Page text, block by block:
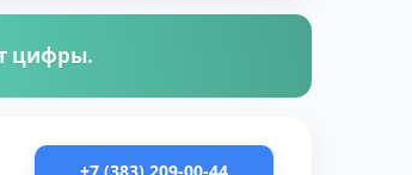
цифры.